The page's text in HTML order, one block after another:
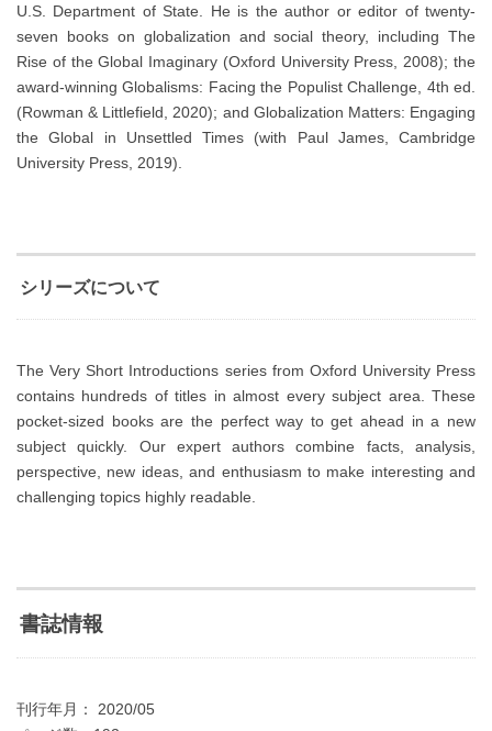
U.S. Department of State. He is the author or editor of twenty-
seven books on globalization and social theory, including The
Rise of the Global Imaginary (Oxford University Press, 2008); the
award-winning Globalisms: Facing the Populist Challenge, 4th ed.
(Rowman & Littlefield, 2020); and Globalization Matters: Engaging
the Global in Unsettled Times (with Paul James, Cambridge
University Press, 2019).
シリーズについて
The Very Short Introductions series from Oxford University Press
contains hundreds of titles in almost every subject area. These
pocket-sized books are the perfect way to get ahead in a new
subject quickly. Our expert authors combine facts, analysis,
perspective, new ideas, and enthusiasm to make interesting and
challenging topics highly readable.
書誌情報
刊行年月： 2020/05